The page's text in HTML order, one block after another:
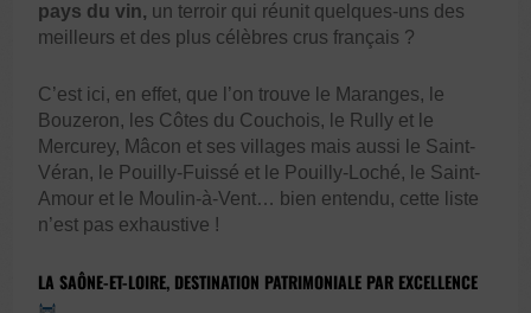
pays du vin, un terroir qui réunit quelques-uns des
meilleurs et des plus célèbres crus français ?
C’est ici, en effet, que l’on trouve le Maranges, le
Bouzeron, les Côtes du Couchois, le Rully et le
Mercurey, Mâcon et ses villages mais aussi le Saint-
Véran, le Pouilly-Fuissé et le Pouilly-Loché, le Saint-
Amour et le Moulin-à-Vent… bien entendu, cette liste
n’est pas exhaustive !
LA SAÔNE-ET-LOIRE, DESTINATION PATRIMONIALE PAR EXCELLENCE